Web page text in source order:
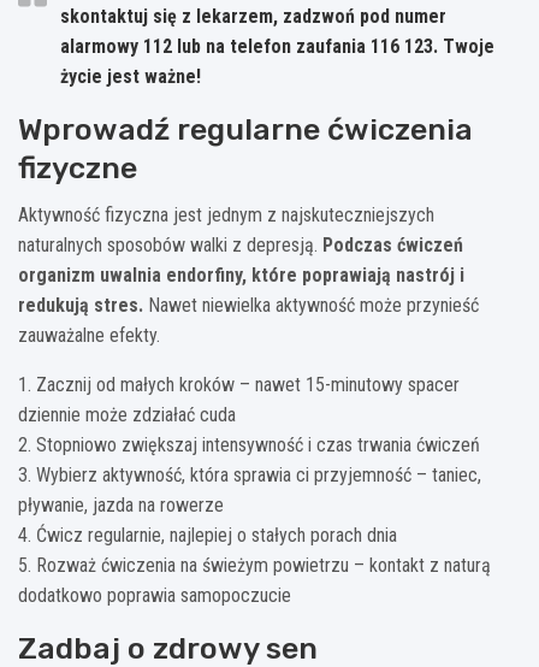
skontaktuj się z lekarzem, zadzwoń pod numer
alarmowy 112 lub na telefon zaufania 116 123. Twoje
życie jest ważne!
Wprowadź regularne ćwiczenia
fizyczne
Aktywność fizyczna jest jednym z najskuteczniejszych
naturalnych sposobów walki z depresją. Podczas ćwiczeń
organizm uwalnia endorfiny, które poprawiają nastrój i
redukują stres. Nawet niewielka aktywność może przynieść
zauważalne efekty.
1. Zacznij od małych kroków – nawet 15-minutowy spacer
dziennie może zdziałać cuda
2. Stopniowo zwiększaj intensywność i czas trwania ćwiczeń
3. Wybierz aktywność, która sprawia ci przyjemność – taniec,
pływanie, jazda na rowerze
4. Ćwicz regularnie, najlepiej o stałych porach dnia
5. Rozważ ćwiczenia na świeżym powietrzu – kontakt z naturą
dodatkowo poprawia samopoczucie
Zadbaj o zdrowy sen